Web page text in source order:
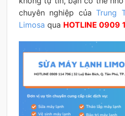
chuyên nghiệp củaTrung
Limosa qua HOTLINE 0909